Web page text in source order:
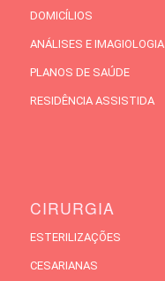
DOMICÍLIOS
ANÁLISES E IMAGIOLOGIA
PLANOS DE SAÚDE
RESIDÊNCIA ASSISTIDA
CIRURGIA
ESTERILIZAÇÕES
CESARIANAS